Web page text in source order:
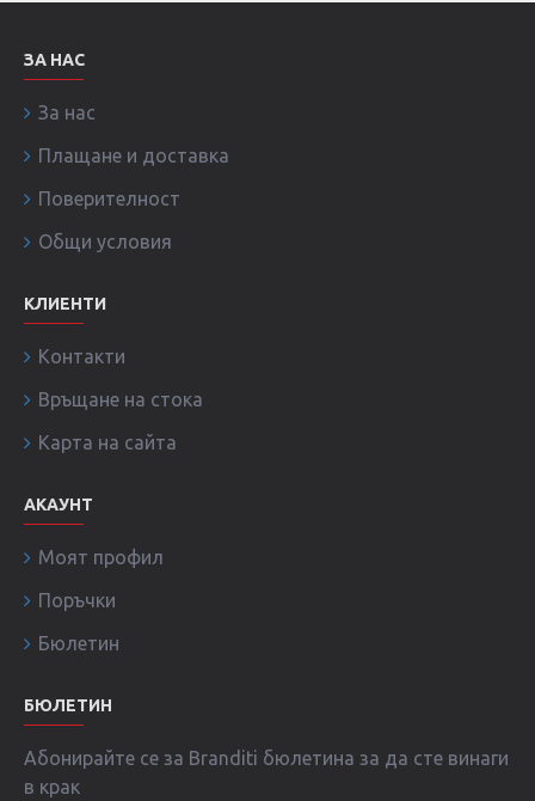
ЗА НАС
За нас
Плащане и доставка
Поверителност
Общи условия
КЛИЕНТИ
Контакти
Връщане на стока
Карта на сайта
АКАУНТ
Моят профил
Поръчки
Бюлетин
БЮЛЕТИН
Абонирайте се за Branditi бюлетина за да сте винаги
в крак